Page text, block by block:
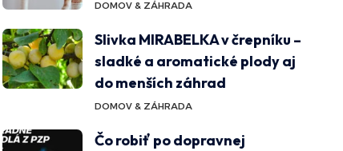
DOMOV & ZÁHRADA
Slivka MIRABELKA v črepníku –
sladké a aromatické plody aj
do menších záhrad
DOMOV & ZÁHRADA
Čo robiť po dopravnej